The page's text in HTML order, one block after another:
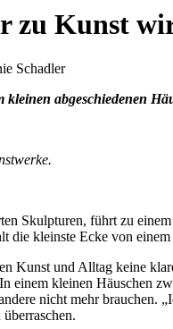
zu Kunst
Schadler
kleinen abgeschiedenen
Skulpturen, führt zu
die kleinste Ecke von
Kunst und Alltag keine
einem kleinen Häuschen
nicht mehr brauchen.